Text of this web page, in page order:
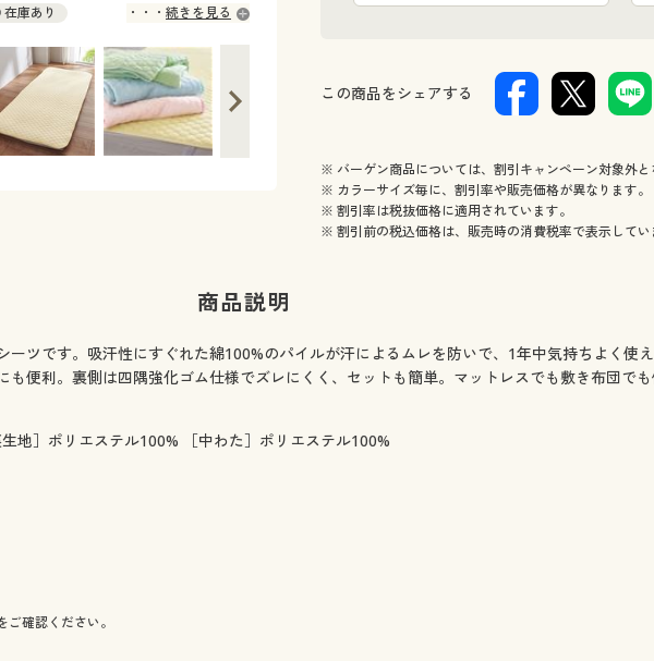
庫あり
続きを見る
この商品をシェアする
※ バーゲン商品については、割引キャンペーン対象外と
※ カラーサイズ毎に、割引率や販売価格が異なります。
※ 割引率は税抜価格に適用されています。
※ 割引前の税込価格は、販売時の消費税率で表示してい
商品説明
ツです。吸汗性にすぐれた綿100%のパイルが汗によるムレを防いで、1年中気持ちよく使
便利。裏側は四隅強化ゴム仕様でズレにくく、セットも簡単。マットレスでも敷き布団で
地］ポリエステル100% ［中わた］ポリエステル100%
ご確認ください。